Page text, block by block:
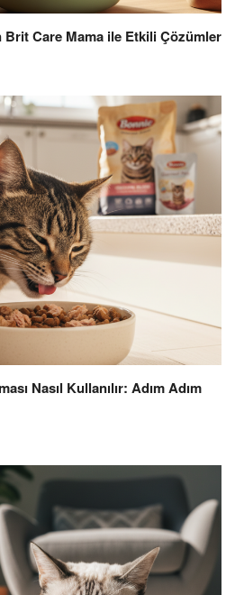
Brit Care Mama ile Etkili Çözümler
Nasıl Kullanılır: Adım Adım